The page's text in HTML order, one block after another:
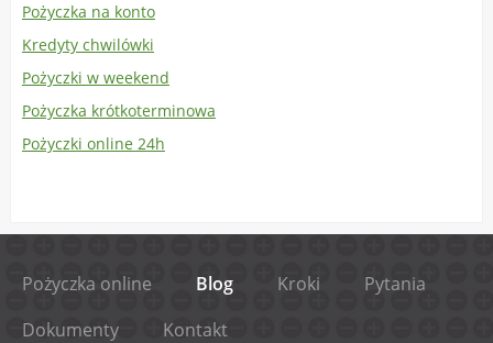
Pożyczka na konto
Kredyty chwilówki
Pożyczki w weekend
Pożyczka krótkoterminowa
Pożyczki online 24h
Pożyczka online Blog Kroki
Pytania
Dokumenty
Kontakt